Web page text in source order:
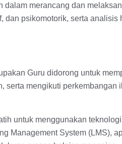
merancang dan
dan psikomotorik, serta analisis
Guru didorong untuk
serta mengikuti perkembangan
untuk menggunakan
Management System (LMS),